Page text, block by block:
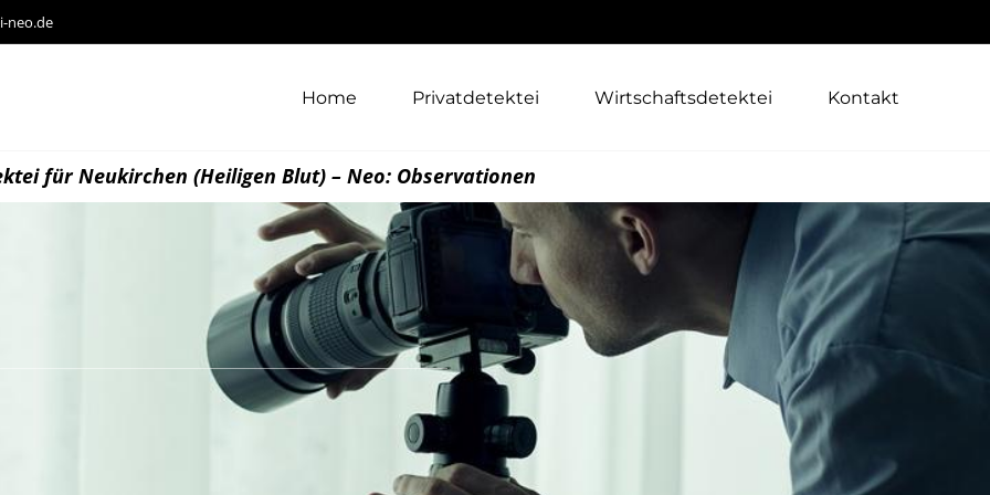
neo.de
Home Privatdetektei Wirtschaftsdetektei Kontakt
für Neukirchen (Heiligen Blut) – Neo: Observationen